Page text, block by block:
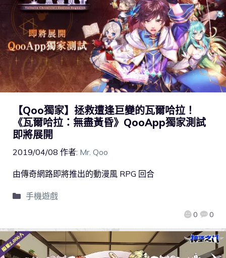
【Qoo獨家】拯救遭逢巨變的瓦爾哈拉！
《瓦爾哈拉：無盡黃昏》QooApp獨家測試
即將展開
2019/04/08 作者: Mr. Qoo
0 0
由傳奇網路即將推出的動漫風 RPG 回合
手機遊戲